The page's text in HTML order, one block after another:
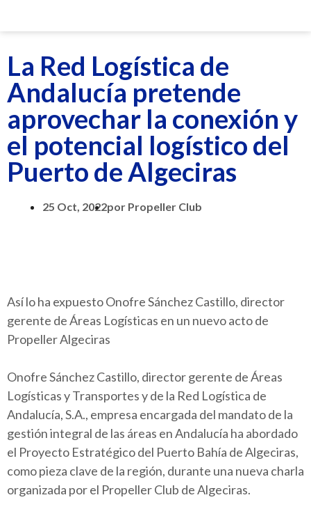
La Red Logística de
Andalucía pretende
aprovechar la conexión y
el potencial logístico del
Puerto de Algeciras
25 Oct, 2022por Propeller Club
Así lo ha expuesto Onofre Sánchez Castillo, director
gerente de Áreas Logísticas en un nuevo acto de
Propeller Algeciras
Onofre Sánchez Castillo, director gerente de Áreas
Logísticas y Transportes y de la Red Logística de
Andalucía, S.A., empresa encargada del mandato de la
gestión integral de las áreas en Andalucía ha abordado
el Proyecto Estratégico del Puerto Bahía de Algeciras,
como pieza clave de la región, durante una nueva charla
organizada por el Propeller Club de Algeciras.